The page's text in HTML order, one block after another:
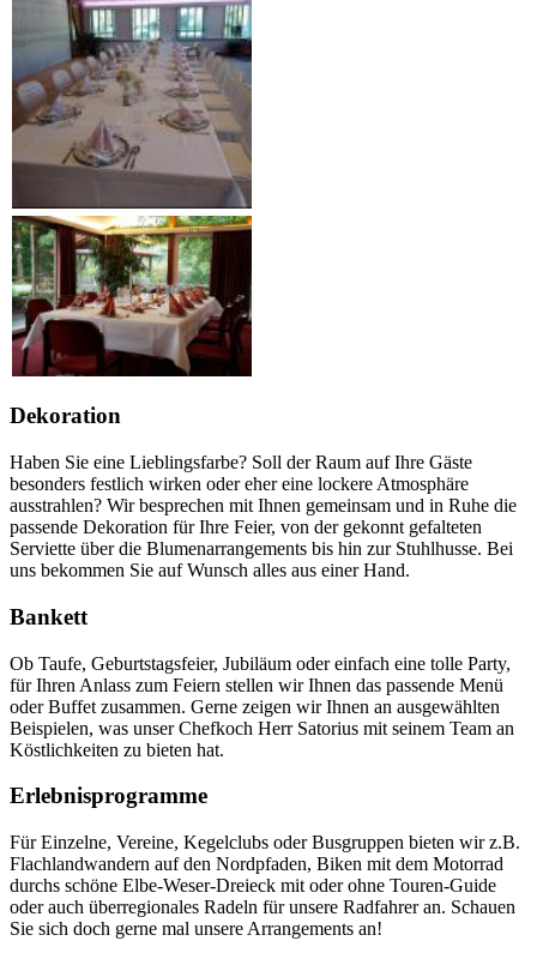
Dekoration
Haben Sie eine Lieblingsfarbe? Soll der Raum auf Ihre Gäste
besonders festlich wirken oder eher eine lockere Atmosphäre
ausstrahlen? Wir besprechen mit Ihnen gemeinsam und in Ruhe die
passende Dekoration für Ihre Feier, von der gekonnt gefalteten
Serviette über die Blumenarrangements bis hin zur Stuhlhusse. Bei
uns bekommen Sie auf Wunsch alles aus einer Hand.
Bankett
Ob Taufe, Geburtstagsfeier, Jubiläum oder einfach eine tolle Party,
für Ihren Anlass zum Feiern stellen wir Ihnen das passende Menü
oder Buffet zusammen. Gerne zeigen wir Ihnen an ausgewählten
Beispielen, was unser Chefkoch Herr Satorius mit seinem Team an
Köstlichkeiten zu bieten hat.
Erlebnisprogramme
Für Einzelne, Vereine, Kegelclubs oder Busgruppen bieten wir z.B.
Flachlandwandern auf den Nordpfaden, Biken mit dem Motorrad
durchs schöne Elbe-Weser-Dreieck mit oder ohne Touren-Guide
oder auch überregionales Radeln für unsere Radfahrer an. Schauen
Sie sich doch gerne mal unsere Arrangements an!